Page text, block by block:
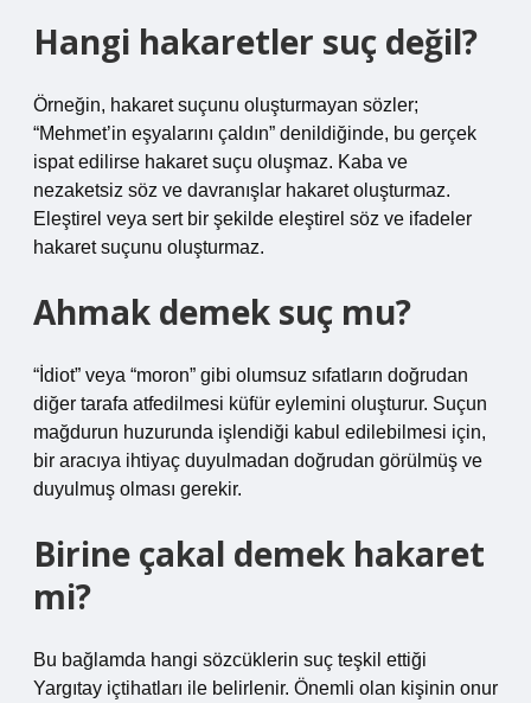
Hangi hakaretler suç değil?
Örneğin, hakaret suçunu oluşturmayan sözler;
“Mehmet’in eşyalarını çaldın” denildiğinde, bu gerçek
ispat edilirse hakaret suçu oluşmaz. Kaba ve
nezaketsiz söz ve davranışlar hakaret oluşturmaz.
Eleştirel veya sert bir şekilde eleştirel söz ve ifadeler
hakaret suçunu oluşturmaz.
Ahmak demek suç mu?
“İdiot” veya “moron” gibi olumsuz sıfatların doğrudan
diğer tarafa atfedilmesi küfür eylemini oluşturur. Suçun
mağdurun huzurunda işlendiği kabul edilebilmesi için,
bir aracıya ihtiyaç duyulmadan doğrudan görülmüş ve
duyulmuş olması gerekir.
Birine çakal demek hakaret
mi?
Bu bağlamda hangi sözcüklerin suç teşkil ettiği
Yargıtay içtihatları ile belirlenir. Önemli olan kişinin onur